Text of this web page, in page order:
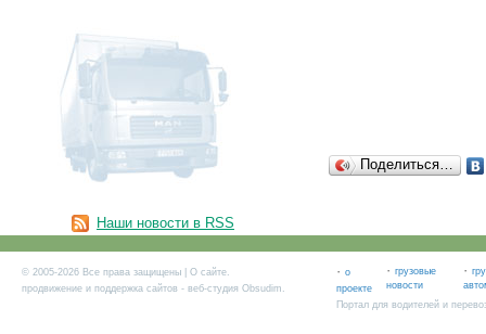
Наши новости в RSS
Поделиться…
© 2005-2026 Все права защищены | О сайте.
продвижение и поддержка сайтов - веб-студия Obsudim.
· о
проекте
· грузовые
новости
·
Портал для водителей и